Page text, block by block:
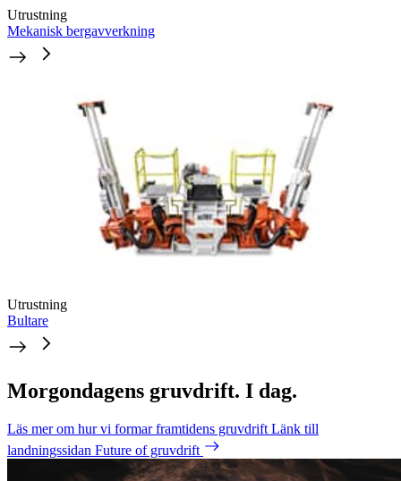
Utrustning
Mekanisk bergavverkning
Utrustning
Bultare
Morgondagens gruvdrift. I dag.
Läs mer om hur vi formar framtidens gruvdrift Länk till
landningssidan Future of gruvdrift